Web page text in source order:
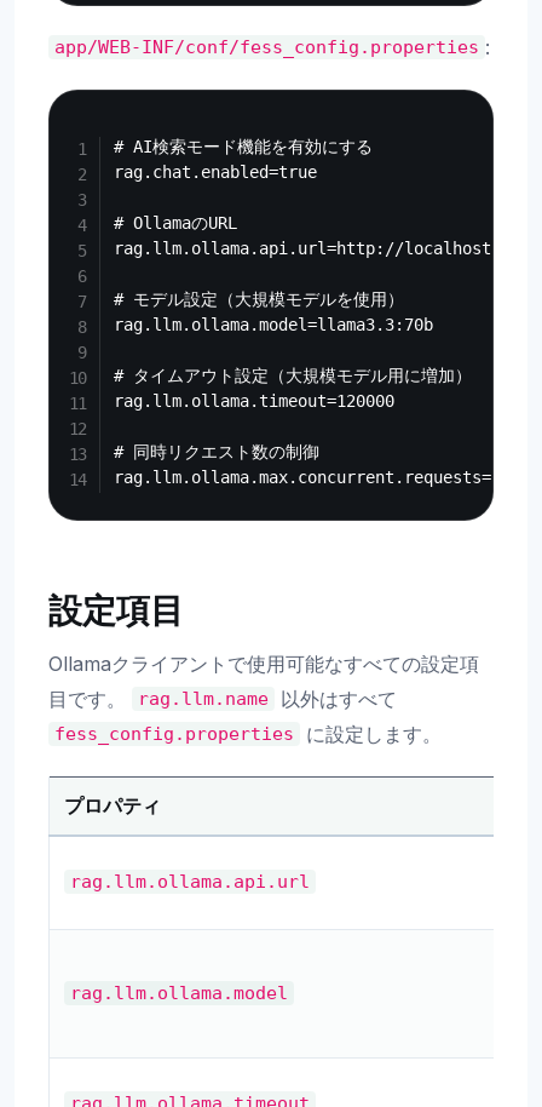
app/WEB-INF/conf/fess_config.properties :
# AI検索モード機能を有効にする
rag.chat.enabled=true
# OllamaのURL
rag.llm.ollama.api.url=http://
# モデル設定（大規模モデルを使用）
rag.llm.ollama.model=llama3.3:70b
# タイムアウト設定（大規模モデル用に増加）
rag.llm.ollama.timeout=120000
# 同時リクエスト数の制御
設定項目
Ollamaクライアントで使用可能なすべての設定項
目です。
rag.llm.name 以外はすべて
fess_config.properties に設定します。
プロパティ
rag.llm.ollama.api.url
rag.llm.ollama.model